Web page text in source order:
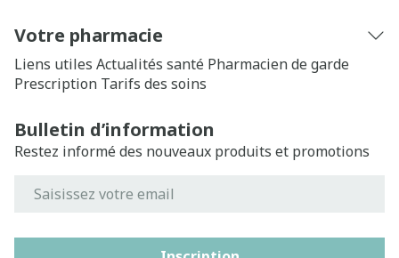
Votre pharmacie
Liens utiles Actualités santé Pharmacien de garde
Prescription Tarifs des soins
Bulletin d’information
Restez informé des nouveaux produits et promotions